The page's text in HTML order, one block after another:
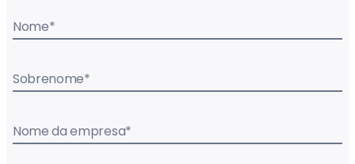
Nome*
Sobrenome*
Nome da empresa*